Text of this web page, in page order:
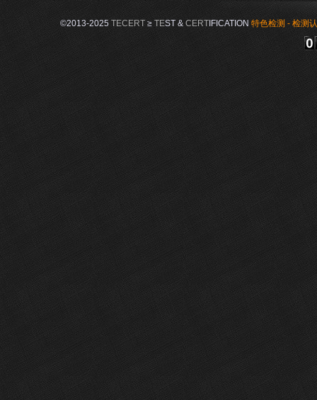
©2013-2025 TECERT≥ TEST & CERTIFICATION 特色检测 - 检测